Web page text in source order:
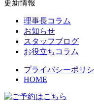
更新情報
理事長コラム
お知らせ
スタッフブログ
お役立ちコラム
プライバシーポリ
HOME